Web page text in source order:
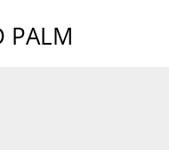
PALM